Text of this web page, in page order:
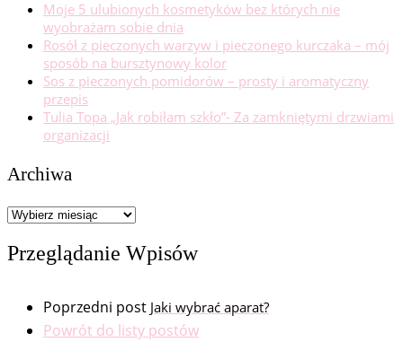
Moje 5 ulubionych kosmetyków bez których nie
wyobrażam sobie dnia
Rosół z pieczonych warzyw i pieczonego kurczaka – mój
sposób na bursztynowy kolor
Sos z pieczonych pomidorów – prosty i aromatyczny
przepis
Tulia Topa „Jak robiłam szkło”- Za zamkniętymi drzwiami
organizacji
Archiwa
Archiwa
Przeglądanie Wpisów
Poprzedni post Jaki wybrać aparat?
Powrót do listy postów